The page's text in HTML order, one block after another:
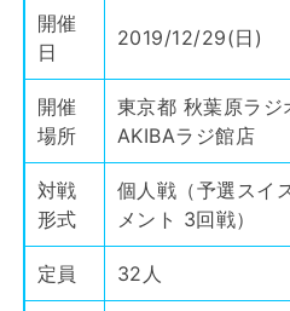
開催
日
2019/12/29(日)
開催
場所
東京都 秋葉原ラジ
AKIBAラジ館店
対戦
形式
個人戦（予選スイ
メント 3回戦）
定員 32人